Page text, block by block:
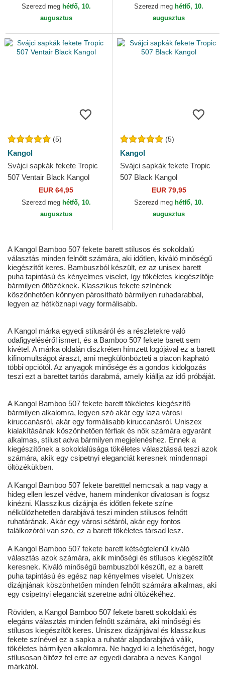
Szerezd meg hétfő, 10.
augusztus
Szerezd meg hétfő, 10.
augusztus
(5)
Kangol
Svájci sapkák fekete Tropic
507 Ventair Black Kangol
EUR 64,95
Szerezd meg hétfő, 10.
augusztus
(5)
Kangol
Svájci sapkák fekete Tropic
507 Black Kangol
EUR 79,95
Szerezd meg hétfő, 10.
augusztus
A Kangol Bamboo 507 fekete barett stílusos és sokoldalú
választás minden felnőtt számára, aki időtlen, kiváló minőségű
kiegészítőt keres. Bambuszból készült, ez az unisex barett
puha tapintású és kényelmes viselet, így tökéletes kiegészítője
bármilyen öltözéknek. Klasszikus fekete színének
köszönhetően könnyen párosítható bármilyen ruhadarabbal,
legyen az hétköznapi vagy formálisabb.
A Kangol márka egyedi stílusáról és a részletekre való
odafigyeléséről ismert, és a Bamboo 507 fekete barett sem
kivétel. A márka oldalán diszkréten hímzett logójával ez a barett
kifinomultságot áraszt, ami megkülönbözteti a piacon kapható
többi opciótól. Az anyagok minősége és a gondos kidolgozás
teszi ezt a barettet tartós darabmá, amely kiállja az idő próbáját.
A Kangol Bamboo 507 fekete barett tökéletes kiegészítő
bármilyen alkalomra, legyen szó akár egy laza városi
kiruccanásról, akár egy formálisabb kiruccanásról. Uniszex
kialakításának köszönhetően férfiak és nők számára egyaránt
alkalmas, stílust adva bármilyen megjelenéshez. Ennek a
kiegészítőnek a sokoldalúsága tökéletes választássá teszi azok
számára, akik egy csipetnyi eleganciát keresnek mindennapi
öltözékükben.
A Kangol Bamboo 507 fekete baretttel nemcsak a nap vagy a
hideg ellen leszel védve, hanem mindenkor divatosan is fogsz
kinézni. Klasszikus dizájnja és időtlen fekete színe
nélkülözhetetlen darabjává teszi minden stílusos felnőtt
ruhatárának. Akár egy városi sétáról, akár egy fontos
találkozóról van szó, ez a barett tökéletes társad lesz.
A Kangol Bamboo 507 fekete barett kétségtelenül kiváló
választás azok számára, akik minőségi és stílusos kiegészítőt
keresnek. Kiváló minőségű bambuszból készült, ez a barett
puha tapintású és egész nap kényelmes viselet. Uniszex
dizájnjának köszönhetően minden felnőtt számára alkalmas, aki
egy csipetnyi eleganciát szeretne adni öltözékéhez.
Röviden, a Kangol Bamboo 507 fekete barett sokoldalú és
elegáns választás minden felnőtt számára, aki minőségi és
stílusos kiegészítőt keres. Uniszex dizájnjával és klasszikus
fekete színével ez a sapka a ruhatár alapdarabjává válik,
tökéletes bármilyen alkalomra. Ne hagyd ki a lehetőséget, hogy
stílusosan öltözz fel erre az egyedi darabra a neves Kangol
márkától.